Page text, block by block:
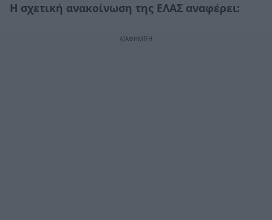
Η σχετική ανακοίνωση της ΕΛΑΣ αναφέρει: